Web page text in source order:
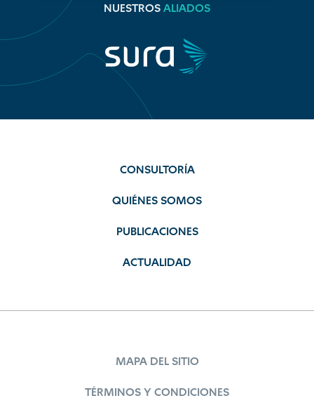
NUESTROS ALIADOS
CONSULTORÍA
QUIÉNES SOMOS
PUBLICACIONES
ACTUALIDAD
MAPA DEL SITIO
TÉRMINOS Y CONDICIONES